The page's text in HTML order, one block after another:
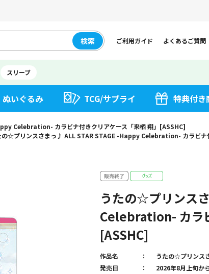
検索 ご利用ガイド よくあるご質問
スリーブ
ぬいぐるみ TCG/サプライ 特典付き
Celebration- カラビナ付きクリアケース「来栖 翔」[ASSHC]
の☆プリンスさまっ♪ ALL STAR STAGE -Happy Celebration- カラビナ
うたの☆プリンス
Celebration- カラ
[ASSHC]
作品名
うたの☆プリンス
発売日
2026年8月上旬か